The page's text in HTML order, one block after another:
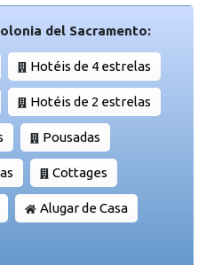
del Sacramento:
Hotéis de 4 estrelas
Hotéis de 2 estrelas
Pousadas
Cottages
Alugar de Casa